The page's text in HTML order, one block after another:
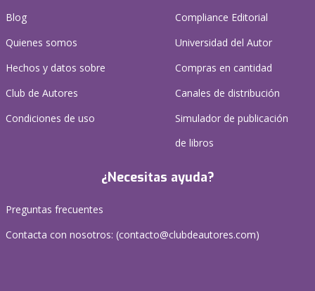
Blog
Quienes somos
Hechos y datos sobre
Club de Autores
Condiciones de uso
Compliance Editorial
Universidad del Autor
Compras en cantidad
Canales de distribución
Simulador de publicación
de libros
¿Necesitas ayuda?
Preguntas frecuentes
Contacta con nosotros: (contacto@clubdeautores.com)